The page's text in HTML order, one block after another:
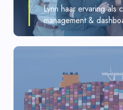
Lynn haar ervaring als
management &